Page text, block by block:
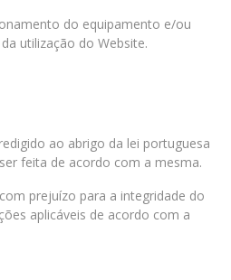
do equipamento e/ou
utilização do Website.
ao abrigo da lei portuguesa
feita de acordo com a mesma.
prejuízo para a integridade do
aplicáveis de acordo com a